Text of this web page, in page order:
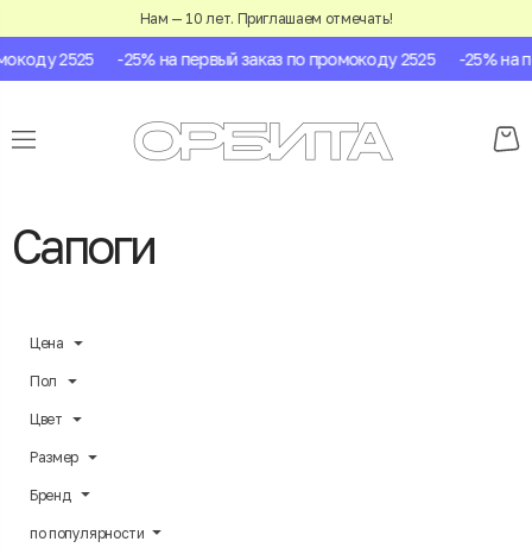
Нам — 10 лет. Приглашаем отмечать!
2525 -25% на первый заказ по промокоду 2525 -25% на
Сапоги
Цена
Пол
Цвет
Размер
Бренд
по популярности